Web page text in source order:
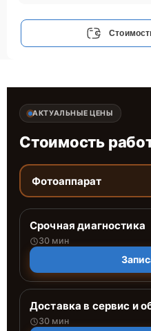
АКТУАЛЬНЫЕ ЦЕНЫ
Стоимость
Фотоаппарат
Срочная диагностика
30 мин
Доставка в сервис и
30 мин